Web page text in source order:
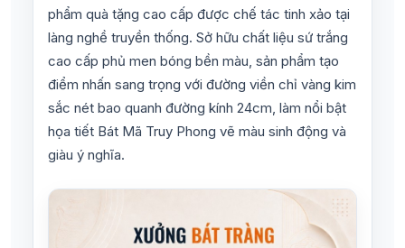
phẩm quà tặng cao cấp được chế tác tinh xảo tại
làng nghề truyền thống. Sở hữu chất liệu sứ trắng
cao cấp phủ men bóng bền màu, sản phẩm tạo
điểm nhấn sang trọng với đường viền chỉ vàng kim
sắc nét bao quanh đường kính 24cm, làm nổi bật
họa tiết Bát Mã Truy Phong vẽ màu sinh động và
giàu ý nghĩa.